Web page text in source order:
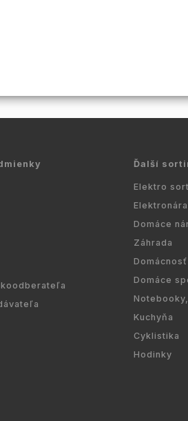
Ďalší
Elektro
Domáce
Záhrada
Domácnosť
Domáce
Kuchyňa
Cyklistika
Hodinky